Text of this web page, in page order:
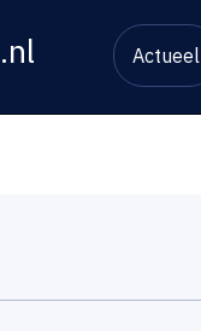
.nl Actueel